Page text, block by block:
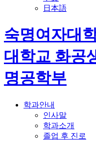
日本語
숙명여자대
대학교 화공
명공학부
학과안내
인사말
학과소개
졸업 후 진로